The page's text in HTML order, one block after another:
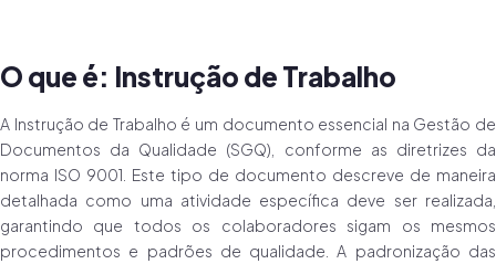
O que é: Instrução de Trabalho
A Instrução de Trabalho é um documento essencial na Gestão de
Documentos da Qualidade (SGQ), conforme as diretrizes da
norma ISO 9001. Este tipo de documento descreve de maneira
detalhada como uma atividade específica deve ser realizada,
garantindo que todos os colaboradores sigam os mesmos
procedimentos e padrões de qualidade. A padronização das